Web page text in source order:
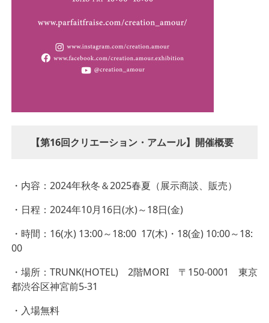
【第16回クリエーション・アムール】開催概要
・内容：2024年秋冬＆2025春夏（展示商談、販売）
・日程：2024年10月16日(水)～18日(金)
・時間：16(水) 13:00～18:00 17(木)・18(金) 10:00～18:
00
・場所：TRUNK(HOTEL) 2階MORI 〒150-0001 東京
都渋谷区神宮前5-31
・入場無料